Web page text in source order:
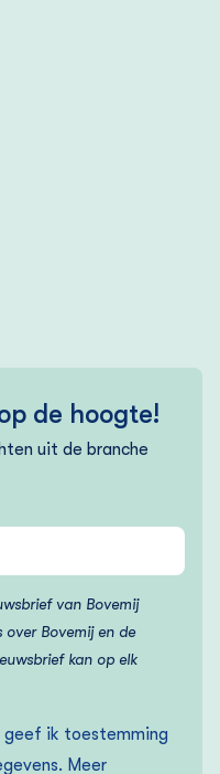
de hoogte!
uit de branche
van Bovemij
Bovemij en de
kan op elk
geef ik toestemming
Meer